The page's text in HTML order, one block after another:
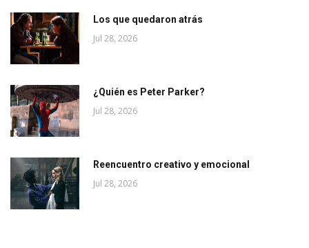
Los que quedaron atrás
Jul 28, 2026
¿Quién es Peter Parker?
Jul 28, 2026
Reencuentro creativo y emocional
Jul 28, 2026